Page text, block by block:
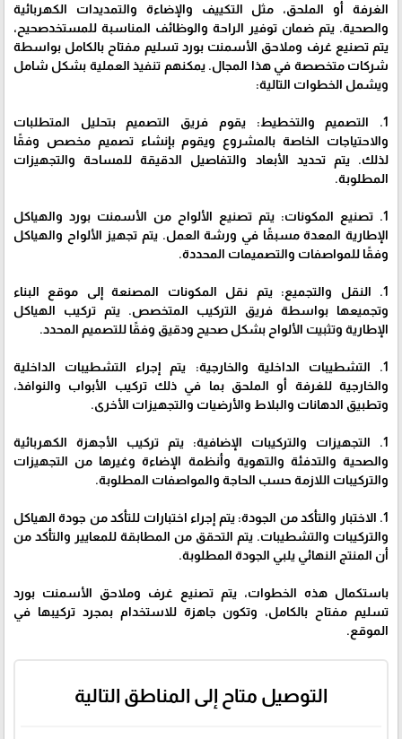
الغرفة أو الملحق، مثل التكييف والإضاءة والتمديدات الكهربائية
والصحية. يتم ضمان توفير الراحة والوظائف المناسبة للمستخدصحيح،
يتم تصنيع غرف وملاحق الأسمنت بورد تسليم مفتاح بالكامل بواسطة
شركات متخصصة في هذا المجال. يمكنهم تنفيذ العملية بشكل شامل
ويشمل الخطوات التالية:
1. التصميم والتخطيط: يقوم فريق التصميم بتحليل المتطلبات
والاحتياجات الخاصة بالمشروع ويقوم بإنشاء تصميم مخصص وفقًا
لذلك. يتم تحديد الأبعاد والتفاصيل الدقيقة للمساحة والتجهيزات
المطلوبة.
1. تصنيع المكونات: يتم تصنيع الألواح من الأسمنت بورد والهياكل
الإطارية المعدة مسبقًا في ورشة العمل. يتم تجهيز الألواح والهياكل
وفقًا للمواصفات والتصميمات المحددة.
1. النقل والتجميع: يتم نقل المكونات المصنعة إلى موقع البناء
وتجميعها بواسطة فريق التركيب المتخصص. يتم تركيب الهياكل
الإطارية وتثبيت الألواح بشكل صحيح ودقيق وفقًا للتصميم المحدد.
1. التشطيبات الداخلية والخارجية: يتم إجراء التشطيبات الداخلية
والخارجية للغرفة أو الملحق بما في ذلك تركيب الأبواب والنوافذ،
وتطبيق الدهانات والبلاط والأرضيات والتجهيزات الأخرى.
1. التجهيزات والتركيبات الإضافية: يتم تركيب الأجهزة الكهربائية
والصحية والتدفئة والتهوية وأنظمة الإضاءة وغيرها من التجهيزات
والتركيبات اللازمة حسب الحاجة والمواصفات المطلوبة.
1. الاختبار والتأكد من الجودة: يتم إجراء اختبارات للتأكد من جودة الهياكل
والتركيبات والتشطيبات. يتم التحقق من المطابقة للمعايير والتأكد من
أن المنتج النهائي يلبي الجودة المطلوبة.
باستكمال هذه الخطوات، يتم تصنيع غرف وملاحق الأسمنت بورد
تسليم مفتاح بالكامل، وتكون جاهزة للاستخدام بمجرد تركيبها في
الموقع.
التوصيل متاح إلى المناطق التالية